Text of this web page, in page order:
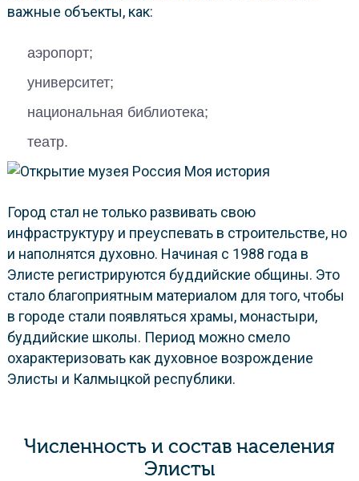
важные объекты, как:
аэропорт;
университет;
национальная библиотека;
театр.
Город стал не только развивать свою
инфраструктуру и преуспевать в строительстве, но
и наполнятся духовно. Начиная с 1988 года в
Элисте регистрируются буддийские общины. Это
стало благоприятным материалом для того, чтобы
в городе стали появляться храмы, монастыри,
буддийские школы. Период можно смело
охарактеризовать как духовное возрождение
Элисты и Калмыцкой республики.
Численность и состав населения
Элисты